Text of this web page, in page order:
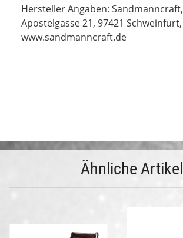
Hersteller Angaben: Sandmanncraft,
Apostelgasse 21, 97421 Schweinfurt,
www.sandmanncraft.de
Ähnliche Artikel